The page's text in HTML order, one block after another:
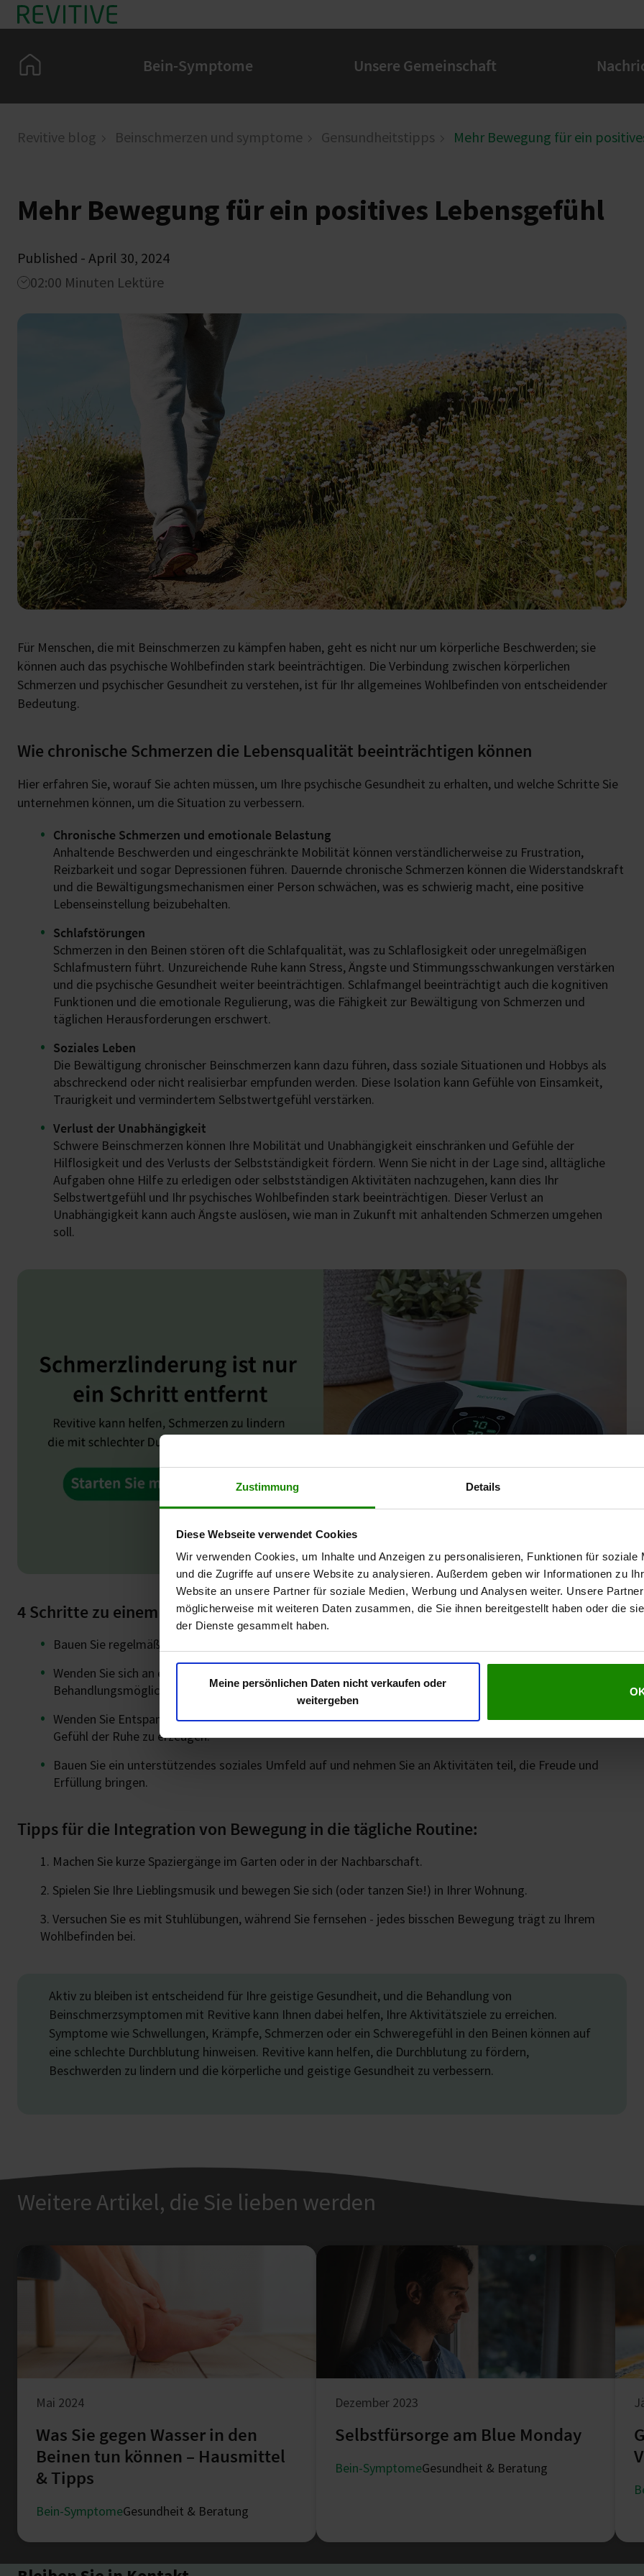
Zustimmung Details
Diese Webseite verwendet Cookies
Wir verwenden Cookies, um Inhalte und Anzeigen zu personalisieren, Funktionen für soziale
und die Zugriffe auf unsere Website zu analysieren. Außerdem geben wir Informationen zu
Website an unsere Partner für soziale Medien, Werbung und Analysen weiter. Unsere
möglicherweise mit weiteren Daten zusammen, die Sie ihnen bereitgestellt haben oder die
der Dienste gesammelt haben.
Meine persönlichen Daten nicht verkaufen oder
weitergeben
Skip to main content
Home Bein-Symptome Unsere Gemeinschaft
Revitive blog Beinschmerzen und symptome Gensundheitstipps Mehr Bewegung für ein
Mehr Bewegung für ein positives Lebensgefühl
Published - April 30, 2024
02:00 Minuten Lektüre
Für Menschen, die mit Beinschmerzen zu kämpfen haben, geht es nicht nur um körperliche Beschwerden; sie
können auch das psychische Wohlbefinden stark beeinträchtigen. Die Verbindung zwischen körperlichen
Schmerzen und psychischer Gesundheit zu verstehen, ist für Ihr allgemeines Wohlbefinden von entscheidender
Bedeutung.
Wie chronische Schmerzen die Lebensqualität beeinträchtigen können
Hier erfahren Sie, worauf Sie achten müssen, um Ihre psychische Gesundheit zu erhalten, und welche Schritte Sie
unternehmen können, um die Situation zu verbessern.
Chronische Schmerzen und emotionale Belastung
Anhaltende Beschwerden und eingeschränkte Mobilität können verständlicherweise zu Frustration,
Reizbarkeit und sogar Depressionen führen. Dauernde chronische Schmerzen können die Widerstandskraft
und die Bewältigungsmechanismen einer Person schwächen, was es schwierig macht, eine positive
Lebenseinstellung beizubehalten.
Schlafstörungen
Schmerzen in den Beinen stören oft die Schlafqualität, was zu Schlaflosigkeit oder unregelmäßigen
Schlafmustern führt. Unzureichende Ruhe kann Stress, Ängste und Stimmungsschwankungen verstärken
und die psychische Gesundheit weiter beeinträchtigen. Schlafmangel beeinträchtigt auch die kognitiven
Funktionen und die emotionale Regulierung, was die Fähigkeit zur Bewältigung von Schmerzen und
täglichen Herausforderungen erschwert.
Soziales Leben
Die Bewältigung chronischer Beinschmerzen kann dazu führen, dass soziale Situationen und Hobbys als
abschreckend oder nicht realisierbar empfunden werden. Diese Isolation kann Gefühle von Einsamkeit,
Traurigkeit und vermindertem Selbstwertgefühl verstärken.
Verlust der Unabhängigkeit
Schwere Beinschmerzen können Ihre Mobilität und Unabhängigkeit einschränken und Gefühle der
Hilflosigkeit und des Verlusts der Selbstständigkeit fördern. Wenn Sie nicht in der Lage sind, alltägliche
Aufgaben ohne Hilfe zu erledigen oder selbstständigen Aktivitäten nachzugehen, kann dies Ihr
Selbstwertgefühl und Ihr psychisches Wohlbefinden stark beeinträchtigen. Dieser Verlust an
Unabhängigkeit kann auch Ängste auslösen, wie man in Zukunft mit anhaltenden Schmerzen umgehen
soll.
4 Schritte zu einem positiven Lebensgefühl.
Bauen Sie regelmäßige Bewegung und Dehnübungen in Ihren Tagesablauf ein
Wenden Sie sich an einen medizinischen Betreuer, um die Symptome zu besprechen und
Behandlungsmöglichkeiten zu erkunden.
Wenden Sie Entspannungstechniken wie Achtsamkeit und tiefes Atmen an, um Ängste abzubauen und ein
Gefühl der Ruhe zu erzeugen.
Bauen Sie ein unterstützendes soziales Umfeld auf und nehmen Sie an Aktivitäten teil, die Freude und
Erfüllung bringen.
Tipps für die Integration von Bewegung in die tägliche Routine:
Machen Sie kurze Spaziergänge im Garten oder in der Nachbarschaft.
Spielen Sie Ihre Lieblingsmusik und bewegen Sie sich (oder tanzen Sie!) in Ihrer Wohnung.
Versuchen Sie es mit Stuhlübungen, während Sie fernsehen - jedes bisschen Bewegung trägt zu Ihrem
Wohlbefinden bei.
Aktiv zu bleiben ist entscheidend für Ihre geistige Gesundheit, und die Behandlung von
Beinschmerzsymptomen mit Revitive kann Ihnen dabei helfen, Ihre Aktivitätsziele zu erreichen.
Symptome wie Schwellungen, Krämpfe, Schmerzen oder ein Schweregefühl in den Beinen können auf
eine schlechte Durchblutung hinweisen. Revitive kann helfen, die Durchblutung zu fördern,
Beschwerden zu lindern und die körperliche und geistige Gesundheit zu verbessern.
Weitere Artikel, die Sie lieben werden
Mai 2024
Was Sie gegen Wasser in den
Beinen tun können – Hausmittel
& Tipps
Bein-SymptomeGesundheit & Beratung
Dezember 2023
Selbstfürsorge am Blue Monday
Bein-SymptomeGesundheit & Beratung